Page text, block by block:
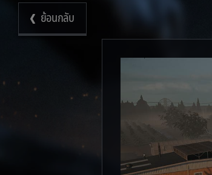
ย้อนกลับ